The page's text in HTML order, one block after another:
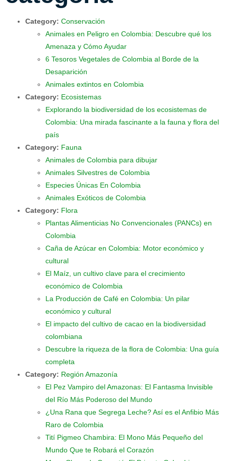
Category: Conservación
Animales en Peligro en Colombia: Descubre qué los
Amenaza y Cómo Ayudar
6 Tesoros Vegetales de Colombia al Borde de la
Desaparición
Animales extintos en Colombia
Category: Ecosistemas
Explorando la biodiversidad de los ecosistemas de
Colombia: Una mirada fascinante a la fauna y flora del
país
Category: Fauna
Animales de Colombia para dibujar
Animales Silvestres de Colombia
Especies Únicas En Colombia
Animales Exóticos de Colombia
Category: Flora
Plantas Alimenticias No Convencionales (PANCs) en
Colombia
Caña de Azúcar en Colombia: Motor económico y
cultural
El Maíz, un cultivo clave para el crecimiento
económico de Colombia
La Producción de Café en Colombia: Un pilar
económico y cultural
El impacto del cultivo de cacao en la biodiversidad
colombiana
Descubre la riqueza de la flora de Colombia: Una guía
completa
Category: Región Amazonía
El Pez Vampiro del Amazonas: El Fantasma Invisible
del Río Más Poderoso del Mundo
¿Una Rana que Segrega Leche? Así es el Anfibio Más
Raro de Colombia
Tití Pigmeo Chambira: El Mono Más Pequeño del
Mundo Que te Robará el Corazón